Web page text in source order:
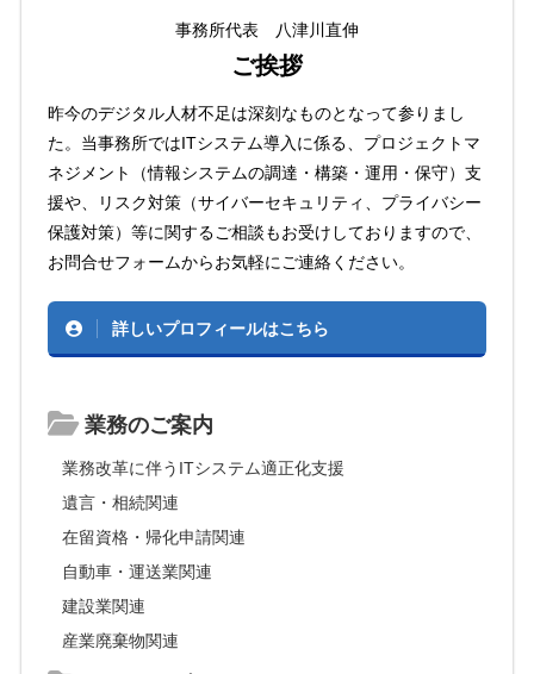
事務所代表 八津川直伸
ご挨拶
昨今のデジタル人材不足は深刻なものとなって参りまし
た。当事務所ではITシステム導入に係る、プロジェクトマ
ネジメント（情報システムの調達・構築・運用・保守）支
援や、リスク対策（サイバーセキュリティ、プライバシー
保護対策）等に関するご相談もお受けしておりますので、
お問合せフォームからお気軽にご連絡ください。
詳しいプロフィールはこちら
業務のご案内
業務改革に伴うITシステム適正化支援
遺言・相続関連
在留資格・帰化申請関連
自動車・運送業関連
建設業関連
産業廃棄物関連